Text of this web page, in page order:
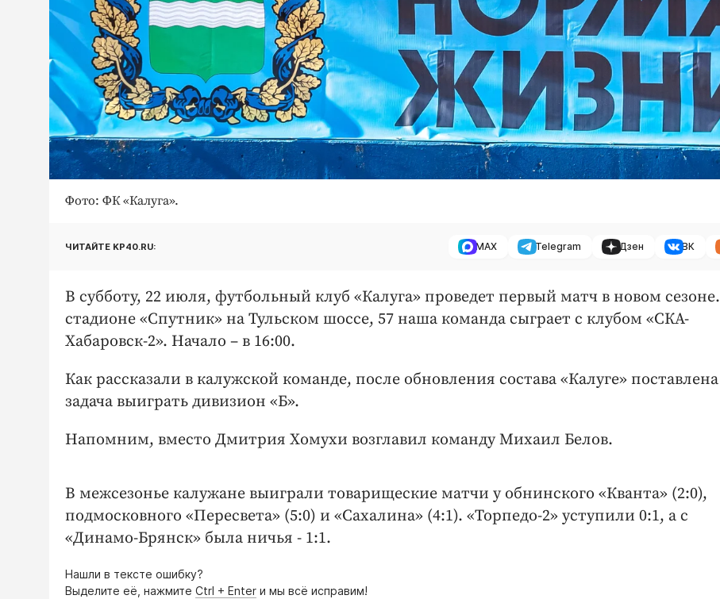
Фото: ФК «Калуга».
ЧИТАЙТЕ KP40.RU: MAX Telegram Дзен ВК
В субботу, 22 июля, футбольный клуб «Калуга» проведет первый матч в новом
стадионе «Спутник» на Тульском шоссе, 57 наша команда сыграет с клубом «СКА-
Хабаровск-2». Начало – в 16:00.
Как рассказали в калужской команде, после обновления состава «Калуге» поставлена
задача выиграть дивизион «Б».
Напомним, вместо Дмитрия Хомухи возглавил команду Михаил Белов.
В межсезонье калужане выиграли товарищеские матчи у обнинского «Кванта» (2:0),
подмосковного «Пересвета» (5:0) и «Сахалина» (4:1). «Торпедо-2» уступили 0:1, а с
«Динамо-Брянск» была ничья - 1:1.
Нашли в тексте ошибку?
Выделите её, нажмите Ctrl + Enter и мы всё исправим!